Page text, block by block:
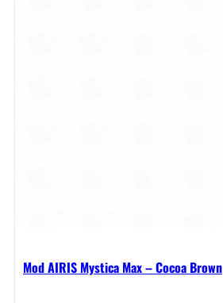
Mod AIRIS Mystica Max – Cocoa Brown